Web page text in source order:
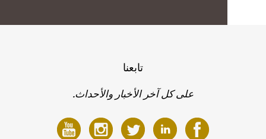
تابعنا
على كل آخر الأخبار والأحداث.